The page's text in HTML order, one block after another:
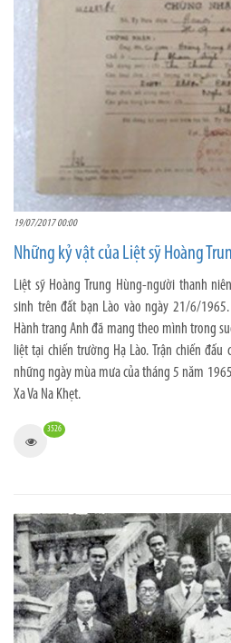
19/07/2017 00:00
Những kỷ vật của Liệt sỹ Hoàng
Liệt sỹ Hoàng Trung Hùng-người thanh
sinh trên đất bạn Lào vào ngày 21/6/
Hành trang Anh đã mang theo mình trong
liệt tại chiến trường Hạ Lào. Trận chiến
những ngày mùa mưa của tháng 5 năm
Xa Va Na Khẹt.
3526